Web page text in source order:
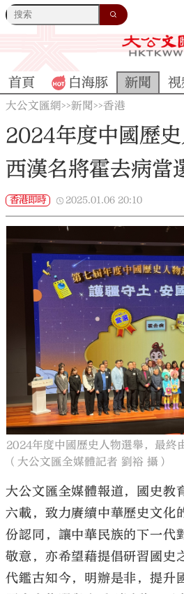
大公文匯
首頁 白海豚 新聞 視
大公文匯網>>新聞>>香港
2024年度中國歷
西漢名將霍去病當
香港即時 2025.01.06 20:10
2024年度中國歷史人物選舉，最終
（大公文匯全媒體記者 劉裕 攝）
大公文匯全媒體報道，國史教
六載，致力賡續中華歷史文化
份認同，讓中華民族的下一代
敬意，亦希望藉提倡研習國史
代鑑古知今，明辦是非，提升